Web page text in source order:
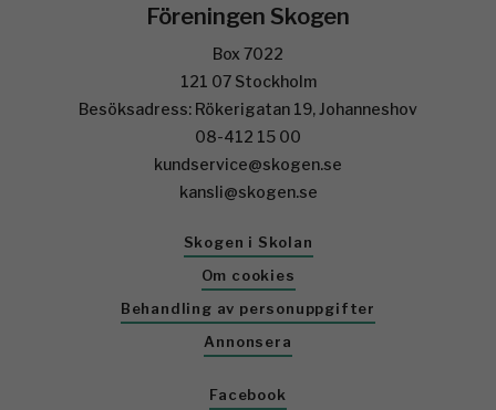
Föreningen Skogen
Box 7022
121 07 Stockholm
Besöksadress: Rökerigatan 19, Johanneshov
08-412 15 00
kundservice@skogen.se
kansli@skogen.se
Skogen i Skolan
Om cookies
Behandling av personuppgifter
Annonsera
Facebook